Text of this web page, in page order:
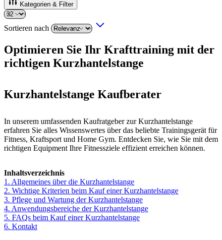
Kategorien & Filter
Sortieren nach
Optimieren Sie Ihr Krafttraining mit der
richtigen Kurzhantelstange
Kurzhantelstange Kaufberater
In unserem umfassenden Kaufratgeber zur Kurzhantelstange
erfahren Sie alles Wissenswertes über das beliebte Trainingsgerät für
Fitness, Kraftsport und Home Gym. Entdecken Sie, wie Sie mit dem
richtigen Equipment Ihre Fitnessziele effizient erreichen können.
Inhaltsverzeichnis
1. Allgemeines über die Kurzhantelstange
2. Wichtige Kriterien beim Kauf einer Kurzhantelstange
3. Pflege und Wartung der Kurzhantelstange
4. Anwendungsbereiche der Kurzhantelstange
5. FAQs beim Kauf einer Kurzhantelstange
6. Kontakt